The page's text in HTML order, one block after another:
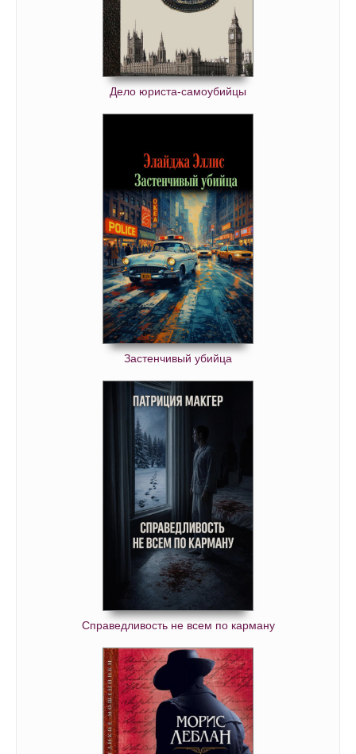
Дело юриста-самоубийцы
Застенчивый убийца
Справедливость не всем по карману